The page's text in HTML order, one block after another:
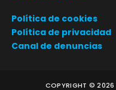
Política de cookies
Política de privacidad
Canal de denuncias
COPYRIGHT ©2026